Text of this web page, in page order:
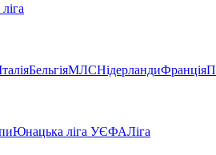
БельгіяМЛСНідерландиФранція
Юнацька ліга УЄФАЛіга